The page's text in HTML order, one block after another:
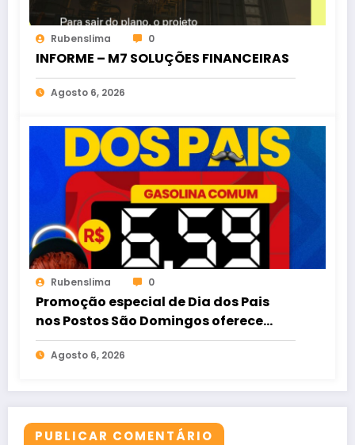
Rubenslima 0
INFORME – M7 SOLUÇÕES FINANCEIRAS
Agosto 6, 2026
Rubenslima 0
Promoção especial de Dia dos Pais
nos Postos São Domingos oferece
gasolina comum por R$ 6,59
Agosto 6, 2026
PUBLICAR COMENTÁRIO